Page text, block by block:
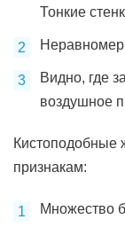
Тонкие
Видно, где
воздушное
Кистоподобные
признакам:
Множество